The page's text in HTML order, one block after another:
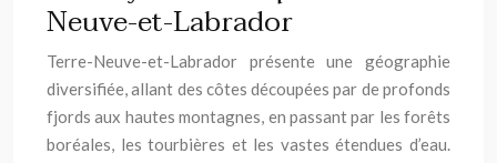
Neuve-et-Labrador
Terre-Neuve-et-Labrador présente une géographie
diversifiée, allant des côtes découpées par de profonds
fjords aux hautes montagnes, en passant par les forêts
boréales, les tourbières et les vastes étendues d’eau.